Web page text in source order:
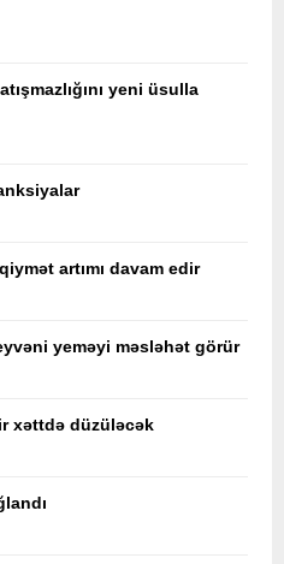
yeni üsulla
artımı davam edir
yeməyi məsləhət görür
xəttdə düzüləcək